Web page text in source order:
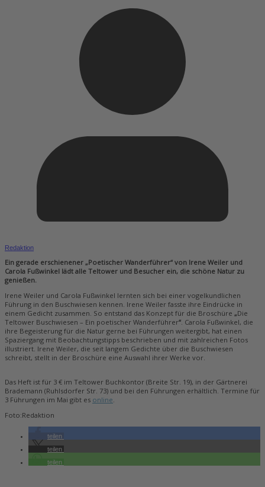
Redaktion
Ein gerade erschienener „Poetischer Wanderführer“ von Irene Weiler und
Carola Fußwinkel lädt alle Teltower und Besucher ein, die schöne Natur zu
genießen.
Irene Weiler und Carola Fußwinkel lernten sich bei einer vogelkundlichen
Führung in den Buschwiesen kennen. Irene Weiler fasste ihre Eindrücke in
einem Gedicht zusammen. So entstand das Konzept für die Broschüre „Die
Teltower Buschwiesen – Ein poetischer Wanderführer“. Carola Fußwinkel, die
ihre Begeisterung für die Natur gerne bei Führungen weitergibt, hat einen
Spaziergang mit Beobachtungstipps beschrieben und mit zahlreichen Fotos
illustriert. Irene Weiler, die seit langem Gedichte über die Buschwiesen
schreibt, stellt in der Broschüre eine Auswahl ihrer Werke vor.
Das Heft ist für 3 € im Teltower Buchkontor (Breite Str. 19), in der Gärtnerei
Brademann (Ruhlsdorfer Str. 73) und bei den Führungen erhältlich. Termine für
3 Führungen im Mai gibt es online.
Foto:Redaktion
teilen
teilen
teilen